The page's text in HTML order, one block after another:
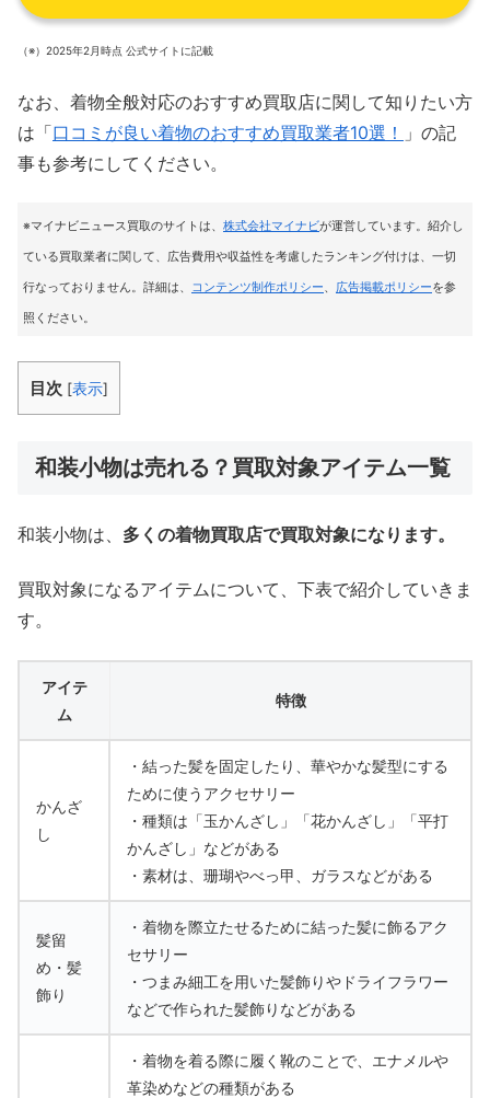
（※）2025年2月時点 公式サイトに記載
なお、着物全般対応のおすすめ買取店に関して知りたい方
は「口コミが良い着物のおすすめ買取業者10選！
」の記
事も参考にしてください。
※マイナビニュース買取のサイトは、 株式会社マイナビが運営しています。紹介し
ている買取業者に関して、広告費用や収益性を考慮したランキング付けは、一切
行なっておりません。詳細は、 コンテンツ制作ポリシー、 広告掲載ポリシーを参
照ください。
目次 [表示]
和装小物は売れる？買取対象アイテム一覧
和装小物は、 多くの着物買取店で買取対象になります。
買取対象になるアイテムについて、下表で紹介していきま
す。
アイテ
ム
特徴
かんざ
し
・結った髪を固定したり、華やかな髪型にする
ために使うアクセサリー
・種類は「玉かんざし」「花かんざし」「平打
かんざし」などがある
・素材は、珊瑚やべっ甲、ガラスなどがある
髪留
め・髪
飾り
・着物を際立たせるために結った髪に飾るアク
セサリー
・つまみ細工を用いた髪飾りやドライフラワー
などで作られた髪飾りなどがある
・着物を着る際に履く靴のことで、エナメルや
革染めなどの種類がある